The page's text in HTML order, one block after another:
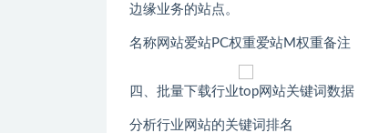
边缘业务的站点。
名称网站爱站PC权重爱站M权重备注
四、批量下载行业top网站关键词数据
分析行业网站的关键词排名